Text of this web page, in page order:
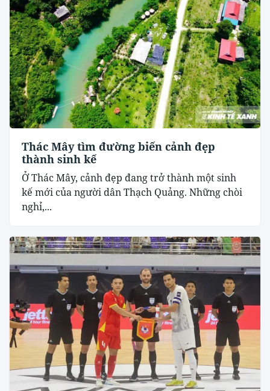
Thác Mây tìm đường biến cảnh đẹp
thành sinh kế
Ở Thác Mây, cảnh đẹp đang trở thành một sinh
kế mới của người dân Thạch Quảng. Những chòi
nghỉ,...